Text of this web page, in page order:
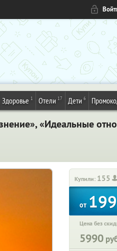
Здоровье 1 Отели 17 Дети 6
«Идеальные
Купили: 155
от199
Цена без
5990